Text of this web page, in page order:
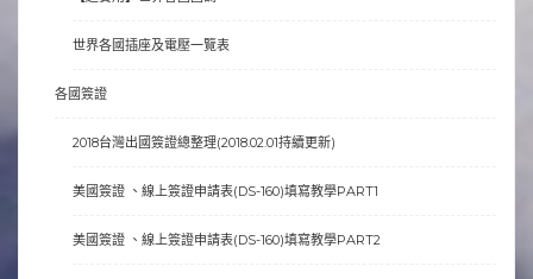
世界各國插座及電壓一覽表
各國簽證
2018台灣出國簽證總整理(2018.02.01持續更新)
美國簽證 、線上簽證申請表(DS-160)填寫教學PART1
美國簽證 、線上簽證申請表(DS-160)填寫教學PART2